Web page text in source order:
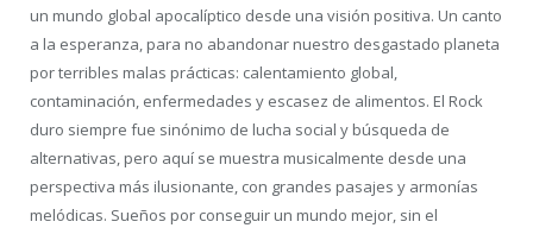
un mundo global apocalíptico desde una visión positiva. Un canto
a la esperanza, para no abandonar nuestro desgastado planeta
por terribles malas prácticas: calentamiento global,
contaminación, enfermedades y escasez de alimentos. El Rock
duro siempre fue sinónimo de lucha social y búsqueda de
alternativas, pero aquí se muestra musicalmente desde una
perspectiva más ilusionante, con grandes pasajes y armonías
melódicas. Sueños por conseguir un mundo mejor, sin el